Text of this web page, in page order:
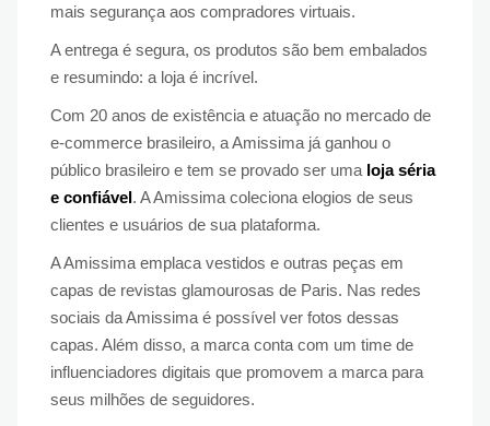
mais segurança aos compradores virtuais.
A entrega é segura, os produtos são bem embalados
e resumindo: a loja é incrível.
Com 20 anos de existência e atuação no mercado de
e-commerce brasileiro, a Amissima já ganhou o
público brasileiro e tem se provado ser uma loja séria
e confiável. A Amissima coleciona elogios de seus
clientes e usuários de sua plataforma.
A Amissima emplaca vestidos e outras peças em
capas de revistas glamourosas de Paris. Nas redes
sociais da Amissima é possível ver fotos dessas
capas. Além disso, a marca conta com um time de
influenciadores digitais que promovem a marca para
seus milhões de seguidores.